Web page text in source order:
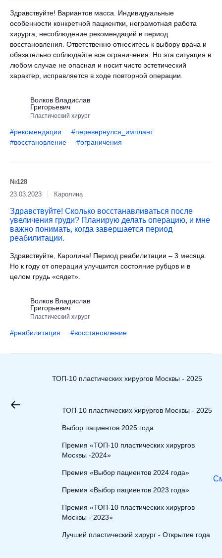
Здравствуйте! Вариантов масса. Индивидуальные
особенности конкретной пациентки, неграмотная работа
хирурга, несоблюдение рекомендаций в период
восстановления. Ответственно отнеситесь к выбору врача и
обязательно соблюдайте все ограничения. Но эта ситуация в
любом случае не опасная и носит чисто эстетический
характер, исправляется в ходе повторной операции.
Волков Владислав
Григорьевич
Пластический хирург
#рекомендации
#перевернулся_имплант
#восстановление
#ограничения
№128
23.03.2023
Каролина
Здравствуйте! Сколько восстанавливаться после
увеличения груди? Планирую делать операцию, и мне
важно понимать, когда завершается период
реабилитации.
Здравствуйте, Каролина! Период реабилитации – 3 месяца.
Но к году от операции улучшится состояние рубцов и в
целом грудь «сядет».
Волков Владислав
Григорьевич
Пластический хирург
#реабилитация #восстановление
ТОП-10 пластических хирургов Москвы - 2025
ТОП-10 пластических хирургов Москвы - 2025
Выбор пациентов 2025 года
Премия «ТОП-10 пластических хирургов
Москвы -2024»
Премия «Выбор пациентов 2024 года»
Премия «Выбор пациентов 2023 года»
Премия «ТОП-10 пластических хирургов
Москвы - 2023»
Лучший пластический хирург - Открытие года